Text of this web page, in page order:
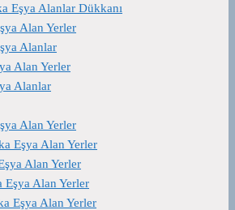
Eşya Alanlar Dükkanı
Alan Yerler
Alanlar
Alan Yerler
Alanlar
Alan Yerler
Eşya Alan Yerler
Alan Yerler
Eşya Alan Yerler
Eşya Alan Yerler